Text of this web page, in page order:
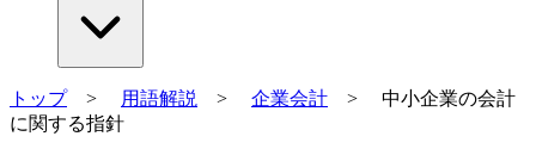
トップ> 用語解説 > 企業会計 > 中小企業の会計
に関する指針